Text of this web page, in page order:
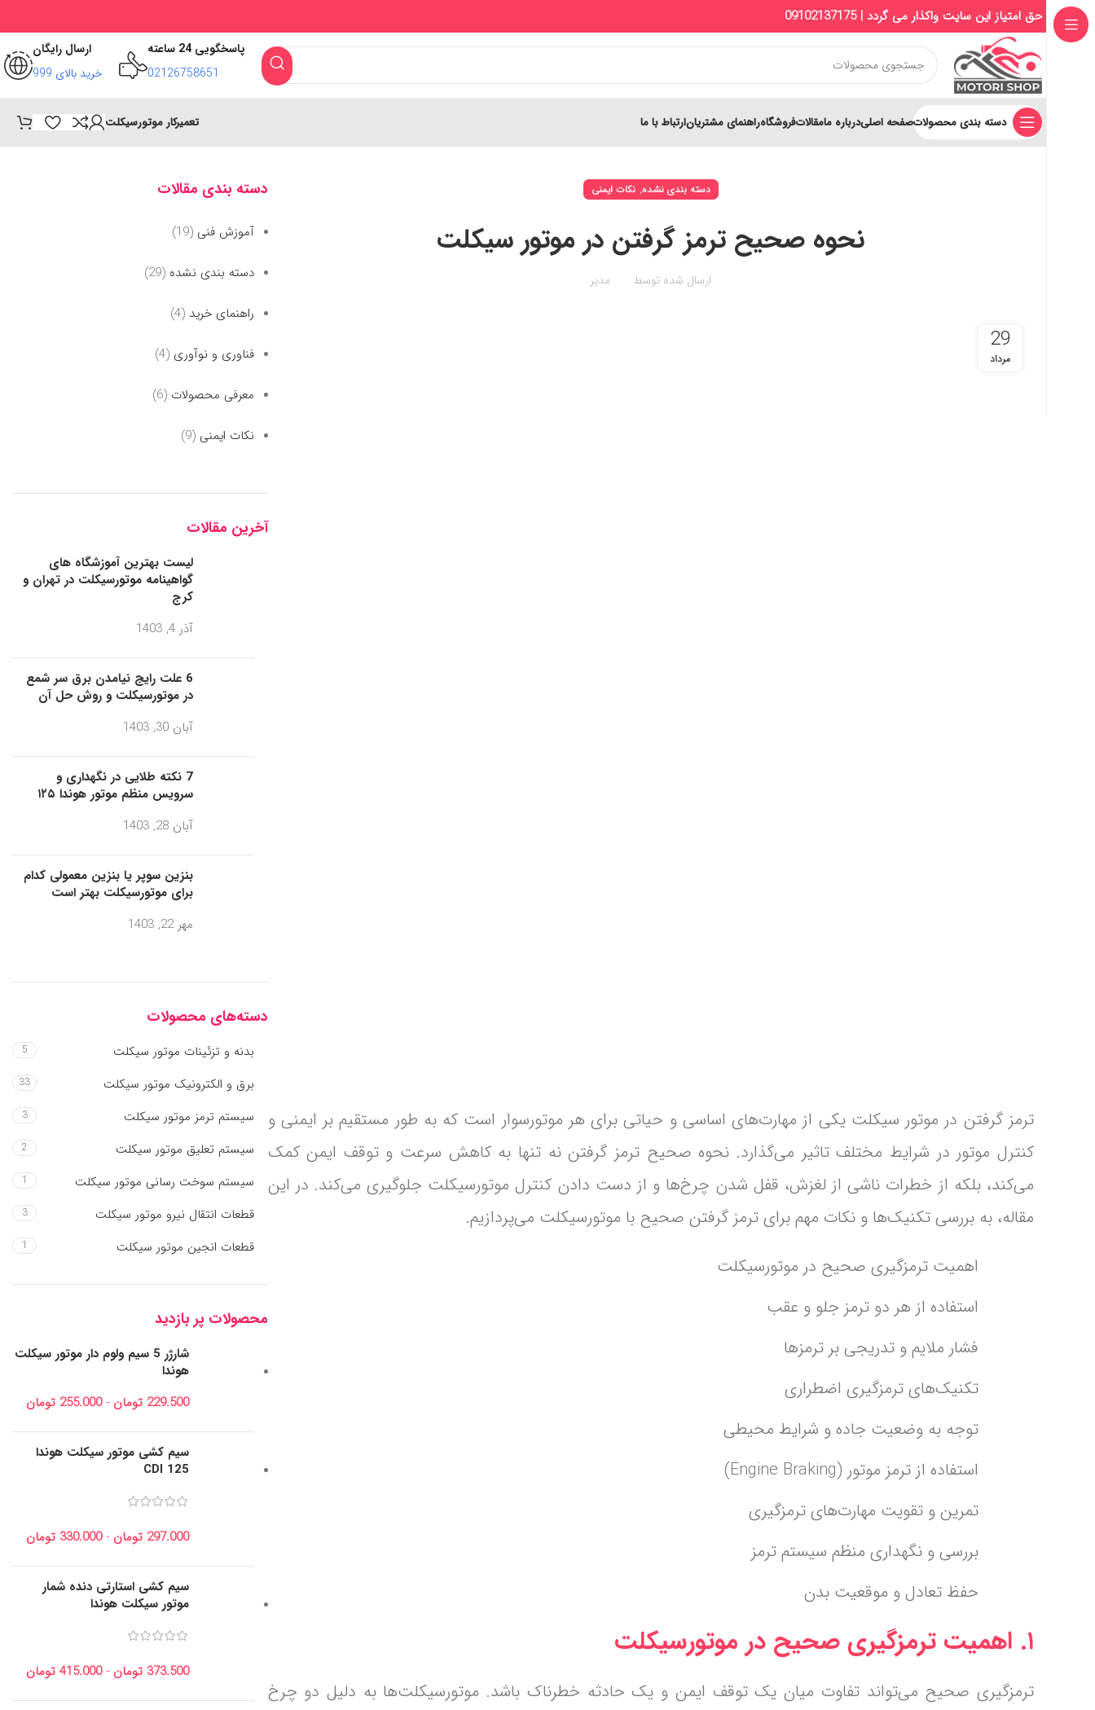
حق امتیاز این سایت واکذار می گردد | 09102137175
پاسخگویی 24 ساعته
02126758651
ارسال رایگان
خرید بالای 999
دسته بندی محصولاتصفحه اصلیدرباره مامقالاتفروشگاهراهنمای مشتریانارتباط با ما تعمیرکار موتورسیکلت
دسته بندی نشده,نکات ایمنی
نحوه صحیح ترمز گرفتن در موتور سیکلت
ارسال شده توسط مدیر
29
مرداد
ترمز گرفتن در موتور سیکلت یکی از مهارت‌های اساسی و حیاتی برای هر موتورسوار است که به طور مستقیم بر ایمنی و
کنترل موتور در شرایط مختلف تاثیر می‌گذارد. نحوه صحیح ترمز گرفتن نه تنها به کاهش سرعت و توقف ایمن کمک
می‌کند، بلکه از خطرات ناشی از لغزش، قفل شدن چرخ‌ها و از دست دادن کنترل موتورسیکلت جلوگیری می‌کند. در این
مقاله، به بررسی تکنیک‌ها و نکات مهم برای ترمز گرفتن صحیح با موتورسیکلت می‌پردازیم.
اهمیت ترمزگیری صحیح در موتورسیکلت
استفاده از هر دو ترمز جلو و عقب
فشار ملایم و تدریجی بر ترمزها
تکنیک‌های ترمزگیری اضطراری
توجه به وضعیت جاده و شرایط محیطی
استفاده از ترمز موتور (Engine Braking)
تمرین و تقویت مهارت‌های ترمزگیری
بررسی و نگهداری منظم سیستم ترمز
حفظ تعادل و موقعیت بدن
۱. اهمیت ترمزگیری صحیح در موتورسیکلت
ترمزگیری صحیح می‌تواند تفاوت میان یک توقف ایمن و یک حادثه خطرناک باشد. موتورسیکلت‌ها به دلیل دو چرخ
دسته بندی مقالات
آموزش فنی (19)
دسته بندی نشده (29)
راهنمای خرید (4)
فناوری و نوآوری (4)
معرفی محصولات (6)
نکات ایمنی (9)
آخرین مقالات
لیست بهترین آموزشگاه های
گواهینامه موتورسیکلت در تهران و
کرج
آذر 4, 1403
6 علت رایج نیامدن برق سر شمع
در موتورسیکلت و روش حل آن
آبان 30, 1403
7 نکته طلایی در نگهداری و
سرویس منظم موتور هوندا ۱۲۵
آبان 28, 1403
بنزین سوپر یا بنزین معمولی کدام
برای موتورسیکلت بهتر است
مهر 22, 1403
دسته‌های محصولات
بدنه و تزئینات موتور سیکلت 5
برق و الکترونیک موتور سیکلت 33
سیستم ترمز موتور سیکلت 3
سیستم تعلیق موتور سیکلت 2
سیستم سوخت رسانی موتور سیکلت 1
قطعات انتقال نیرو موتور سیکلت 3
قطعات انجین موتور سیکلت 1
محصولات پر بازدید
شارژر 5 سیم ولوم دار موتور سیکلت
هوندا
229.500 تومان -
255.000 تومان
سیم کشی موتور سیکلت هوندا
CDI 125
297.000 تومان -
330.000 تومان
سیم کشی استارتی دنده شمار
موتور سیکلت هوندا
373.500 تومان -
415.000 تومان